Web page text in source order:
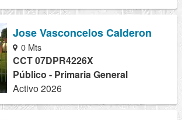
Jose Vasconcelos Calderon
0 Mts
CCT 07DPR4226X
Público - Primaria General
Activo 2026